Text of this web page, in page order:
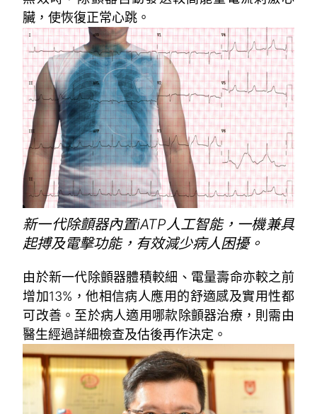
臟，使恢復正常心跳。
新一代除顫器內置iATP人工智能，一機兼具
起搏及電擊功能，有效減少病人困擾。
由於新一代除顫器體積較細、電量壽命亦較之前
增加13%，他相信病人應用的舒適感及實用性都
可改善。至於病人適用哪款除顫器治療，則需由
醫生經過詳細檢查及估後再作決定。